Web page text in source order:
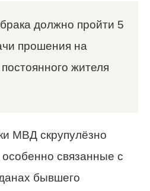
должно пройти 5
прошения на
жителя
МВД скрупулёзно
связанные с
бывшего